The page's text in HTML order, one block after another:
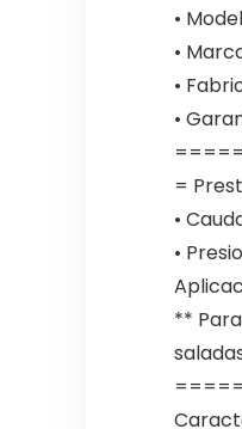
•
•
•
•
=
•
•
**